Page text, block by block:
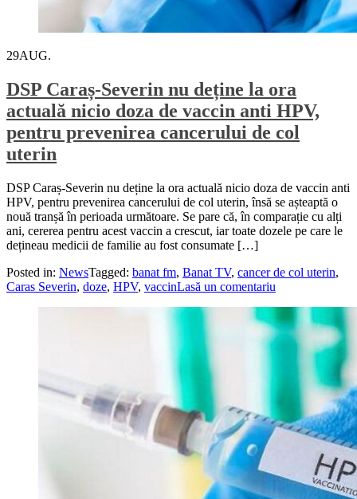
29AUG.
DSP Caraș-Severin nu deține la ora
actuală nicio doza de vaccin anti HPV,
pentru prevenirea cancerului de col
uterin
DSP Caraș-Severin nu deține la ora actuală nicio doza de vaccin anti
HPV, pentru prevenirea cancerului de col uterin, însă se așteaptă o
nouă tranșă în perioada următoare. Se pare că, în comparație cu alți
ani, cererea pentru acest vaccin a crescut, iar toate dozele pe care le
dețineau medicii de familie au fost consumate […]
Posted in: NewsTagged: banat fm, Banat TV, cancer de col uterin,
Caras Severin, doze, HPV, vaccinLasă un comentariu